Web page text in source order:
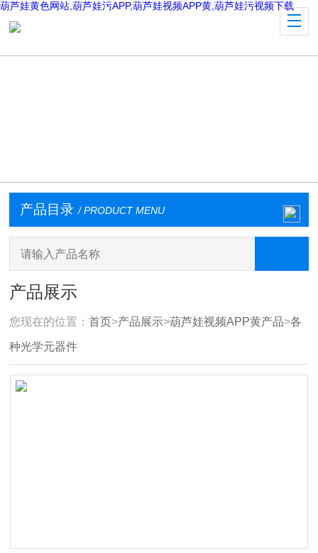
葫芦娃黄色网站,葫芦娃污APP,葫芦娃视频APP黄,葫芦娃污视频下载
产品目录 / PRODUCT MENU
产品展示
您现在的位置：首页>产品展示>葫芦娃视频APP黄产品>各
种光学元器件